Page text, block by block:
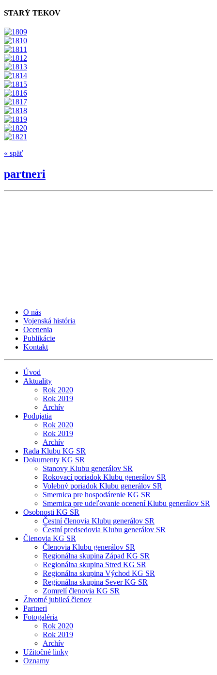
STARÝ TEKOV
« späť
partneri
O nás
Vojenská história
Ocenenia
Publikácie
Kontakt
Úvod
Aktuality
Rok 2020
Rok 2019
Archív
Podujatia
Rok 2020
Rok 2019
Archív
Rada Klubu KG SR
Dokumenty KG SR
Stanovy Klubu generálov SR
Rokovací poriadok Klubu generálov SR
Volebný poriadok Klubu generálov SR
Smernica pre hospodárenie KG SR
Smernica pre udeľovanie ocenení Klubu generálov SR
Osobnosti KG SR
Čestní členovia Klubu generálov SR
Čestní predsedovia Klubu generálov SR
Členovia KG SR
Členovia Klubu generálov SR
Regionálna skupina Západ KG SR
Regionálna skupina Stred KG SR
Regionálna skupina Východ KG SR
Regionálna skupina Sever KG SR
Zomrelí členovia KG SR
Životné jubileá členov
Partneri
Fotogaléria
Rok 2020
Rok 2019
Archív
Užitočné linky
Oznamy